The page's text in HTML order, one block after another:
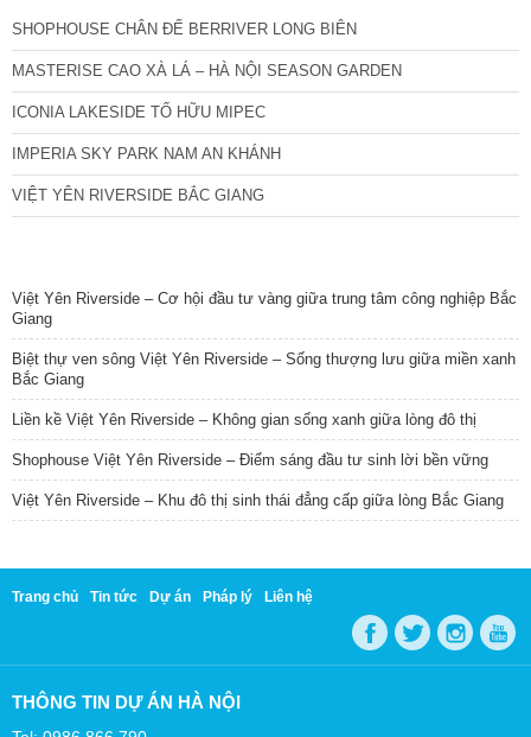
SHOPHOUSE CHÂN ĐẾ BERRIVER LONG BIÊN
MASTERISE CAO XÀ LÁ – HÀ NỘI SEASON GARDEN
ICONIA LAKESIDE TỐ HỮU MIPEC
IMPERIA SKY PARK NAM AN KHÁNH
VIỆT YÊN RIVERSIDE BẮC GIANG
Việt Yên Riverside – Cơ hội đầu tư vàng giữa trung tâm công nghiệp Bắc
Giang
Biệt thự ven sông Việt Yên Riverside – Sống thượng lưu giữa miền xanh
Bắc Giang
Liền kề Việt Yên Riverside – Không gian sống xanh giữa lòng đô thị
Shophouse Việt Yên Riverside – Điểm sáng đầu tư sinh lời bền vững
Việt Yên Riverside – Khu đô thị sinh thái đẳng cấp giữa lòng Bắc Giang
Trang chủ Tin tức Dự án Pháp lý Liên hệ
THÔNG TIN DỰ ÁN HÀ NỘI